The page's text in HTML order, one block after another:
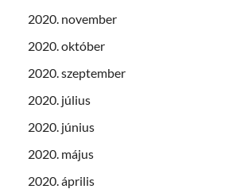
2020. november
2020. október
2020. szeptember
2020. július
2020. június
2020. május
2020. április